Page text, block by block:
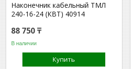
Наконечник кабельный ТМЛ
240-16-24 (КВТ) 40914
88 750 ₸
В наличии
Купить